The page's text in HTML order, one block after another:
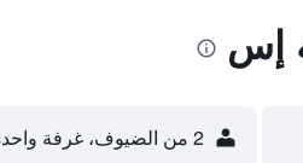
إس
2 من الضيوف، غرفة واحدة